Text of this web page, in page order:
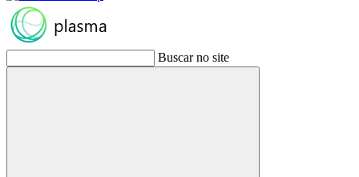
Buscar no site